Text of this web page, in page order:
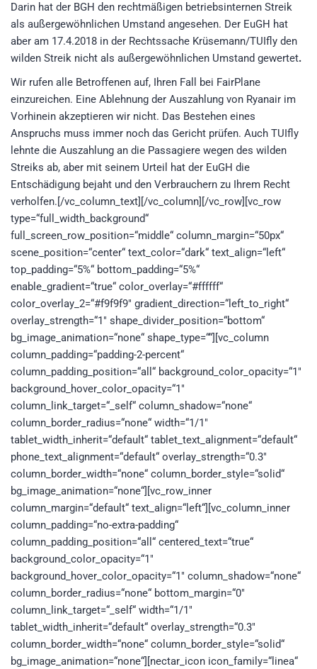
Darin hat der BGH den rechtmäßigen betriebsinternen Streik
als außergewöhnlichen Umstand angesehen. Der EuGH hat
aber am 17.4.2018 in der Rechtssache Krüsemann/TUIfly den
wilden Streik nicht als außergewöhnlichen Umstand gewertet.
Wir rufen alle Betroffenen auf, Ihren Fall bei FairPlane
einzureichen. Eine Ablehnung der Auszahlung von Ryanair im
Vorhinein akzeptieren wir nicht. Das Bestehen eines
Anspruchs muss immer noch das Gericht prüfen. Auch TUIfly
lehnte die Auszahlung an die Passagiere wegen des wilden
Streiks ab, aber mit seinem Urteil hat der EuGH die
Entschädigung bejaht und den Verbrauchern zu Ihrem Recht
verholfen.[/vc_column_text][/vc_column][/vc_row][vc_row
type=“full_width_background“
full_screen_row_position=“middle“ column_margin=“50px“
scene_position=“center“ text_color=“dark“ text_align=“left“
top_padding=“5%“ bottom_padding=“5%“
enable_gradient=“true“ color_overlay=“#ffffff“
color_overlay_2=“#f9f9f9″ gradient_direction=“left_to_right“
overlay_strength=“1″ shape_divider_position=“bottom“
bg_image_animation=“none“ shape_type=““][vc_column
column_padding=“padding-2-percent“
column_padding_position=“all“ background_color_opacity=“1″
background_hover_color_opacity=“1″
column_link_target=“_self“ column_shadow=“none“
column_border_radius=“none“ width=“1/1″
tablet_width_inherit=“default“ tablet_text_alignment=“default“
phone_text_alignment=“default“ overlay_strength=“0.3″
column_border_width=“none“ column_border_style=“solid“
bg_image_animation=“none“][vc_row_inner
column_margin=“default“ text_align=“left“][vc_column_inner
column_padding=“no-extra-padding“
column_padding_position=“all“ centered_text=“true“
background_color_opacity=“1″
background_hover_color_opacity=“1″ column_shadow=“none“
column_border_radius=“none“ bottom_margin=“0″
column_link_target=“_self“ width=“1/1″
tablet_width_inherit=“default“ overlay_strength=“0.3″
column_border_width=“none“ column_border_style=“solid“
bg_image_animation=“none“][nectar_icon icon_family=“linea“